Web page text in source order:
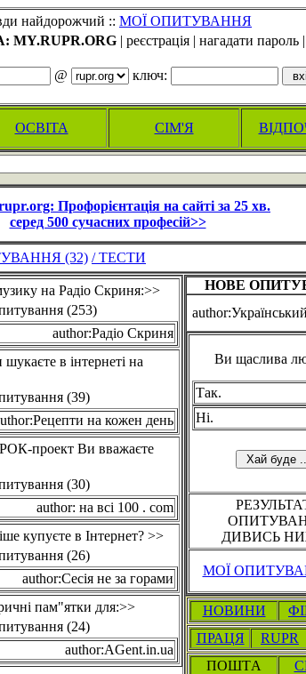
найдорожчий :: МОЇ ОПИТУВАННЯ
| реєстрація | нагадати пароль |
@ ключ:
ОСВІТА СІМ'Я
Профорієнтація на сайті за 25 хв.
серед 500 сучасних професій>>
(32) / ТЕСТИ
на Радіо Скриня:>>
(253)
author:Радіо Скриня
в інтернеті на
(39)
на кожен день
проект Ви вважаєте
(30)
author: на всі 100 . com
купуєте в Інтернет? >>
(26)
author:Сесія не за горами
пам"ятки для:>>
(24)
author:AGent.in.ua
НОВЕ
Ви щаслива
Так.
Ні.
ДИВИСЬ
МОЇ
НОВИНИ
ПРАЦЯ
RUPR
ПOШТA